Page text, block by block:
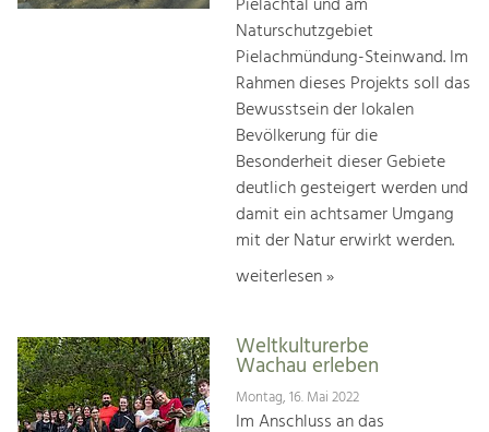
Pielachtal und am
Naturschutzgebiet
Pielachmündung-Steinwand. Im
Rahmen dieses Projekts soll das
Bewusstsein der lokalen
Bevölkerung für die
Besonderheit dieser Gebiete
deutlich gesteigert werden und
damit ein achtsamer Umgang
mit der Natur erwirkt werden.
weiterlesen »
Weltkulturerbe
Wachau erleben
Montag, 16. Mai 2022
Im Anschluss an das